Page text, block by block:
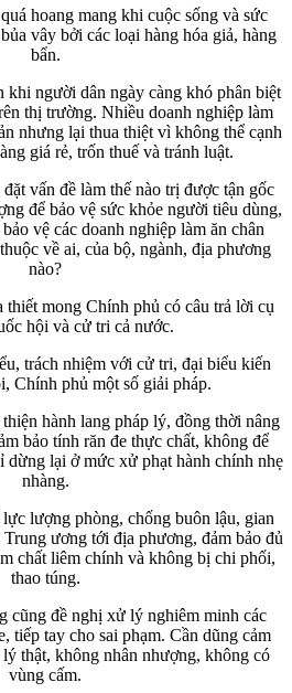
hoang mang khi cuộc sống và sức
vây bởi các loại hàng hóa giả, hàng
bẩn.
khi người dân ngày càng khó phân biệt
thị trường. Nhiều doanh nghiệp làm
nhưng lại thua thiệt vì không thể cạnh
giá rẻ, trốn thuế và tránh luật.
vấn đề làm thế nào trị được tận gốc
để bảo vệ sức khỏe người tiêu dùng,
vệ các doanh nghiệp làm ăn chân
về ai, của bộ, ngành, địa phương
nào?
thiết mong Chính phủ có câu trả lời cụ
hội và cử tri cả nước.
trách nhiệm với cử tri, đại biểu kiến
Chính phủ một số giải pháp.
hành lang pháp lý, đồng thời nâng
bảo tính răn đe thực chất, không để
dừng lại ở mức xử phạt hành chính nhẹ
nhàng.
lượng phòng, chống buôn lậu, gian
ương tới địa phương, đảm bảo đủ
chất liêm chính và không bị chi phối,
thao túng.
đề nghị xử lý nghiêm minh các
tiếp tay cho sai phạm. Cần dũng cảm
thật, không nhân nhượng, không có
vùng cấm.